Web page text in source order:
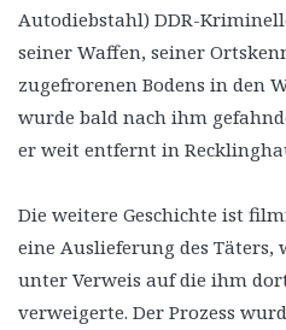
Autodiebstahl) DDR-
seiner Waffen, seiner
zugefrorenen Bodens in den
wurde bald nach ihm
er weit entfernt in
Die weitere Geschichte ist
eine Auslieferung des Täters,
unter Verweis auf die ihm
verweigerte. Der Prozess